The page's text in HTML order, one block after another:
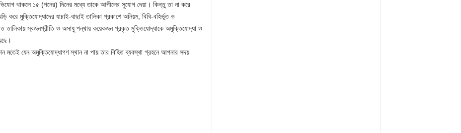
থাকলে ১৫ (পনের) দিনের মধ্যে তাকে আপীলের সুযোগ দেয়া। কিন্তু তা না করে
করে মুক্তিযোদ্ধাদের যাচাই-বাছাই তালিকা প্রকাশে অনিয়ম, বিধি-বহির্ভূত ও
তালিকায় স্বজনপ্রীতি ও অসাধু পন্থায় কয়েকজন প্রকৃত মুক্তিযোদ্ধাকে অমুক্তিযোদ্ধা ও
মতেই যেন অমুক্তিযোদ্ধাগণ স্থান না পায় তার বিহিত ব্যবস্থা গ্রহনে আপনার সদয়